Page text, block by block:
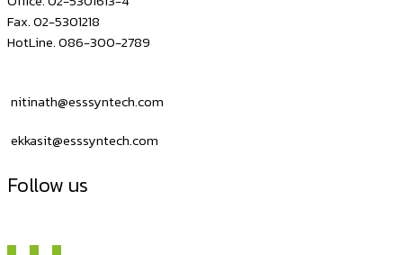
Fax. 02-5301218
HotLine. 086-300-2789
nitinath@esssyntech.com
ekkasit@esssyntech.com
Follow us